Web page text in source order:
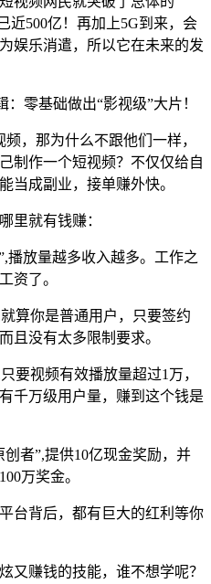
近500亿！再加上5G到来，会
娱乐消遣，所以它在未来的发
，那为什么不跟他们一样，
制作一个短视频？不仅仅给自
当成副业，接单赚外快。
里就有钱赚：
播放量越多收入越多。工作之
资了。
算你是普通用户，只要签约
且没有太多限制要求。
要视频有效播放量超过1万，
千万级用户量，赚到这个钱是
者”,提供10亿现金奖励，并
万奖金。
台背后，都有巨大的红利等你
又赚钱的技能，谁不想学呢？